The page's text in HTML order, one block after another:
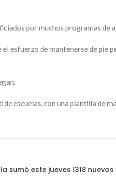
por muchos programas de
esfuerzo de mantenerse de pie
escuelas, con una plantilla de
sumó este jueves 1318